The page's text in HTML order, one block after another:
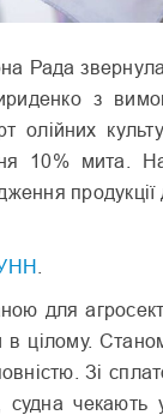
Рада
з
олійних
10% мита.
продукції
для
в цілому.
Зі
судна чекають